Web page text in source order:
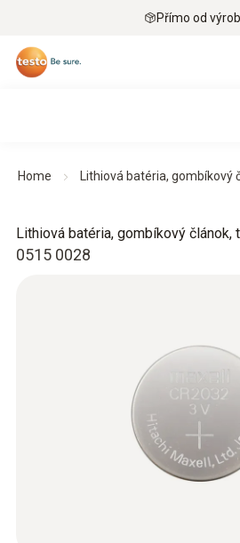
Přímo od
Home Lithiová batéria, gombíkový
0515 0028
Lithiová batéria, gombíkový článok,